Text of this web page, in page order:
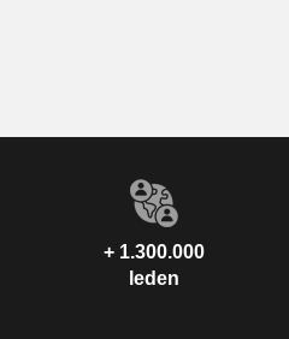
+ 1.300.000
leden